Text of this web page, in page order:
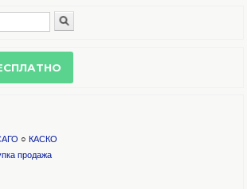
○ КАСКО
продажа